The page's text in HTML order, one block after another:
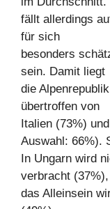
fällt allerdings
für sich
besonders
sein. Damit liegt
die
übertroffen von
Italien (73%)
Auswahl: 66%).
In Ungarn wird
verbracht (37%),
das Alleinsein